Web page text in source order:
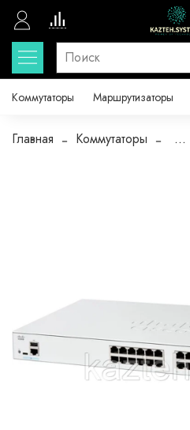
Коммутаторы Маршрутизаторы
Главная Коммутаторы ...